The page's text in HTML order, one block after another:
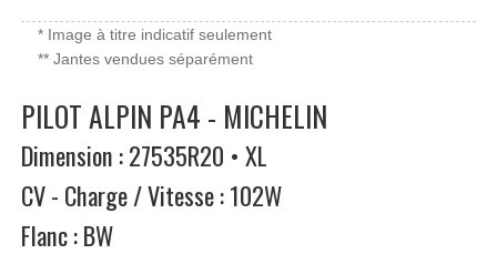
* Image à titre indicatif seulement
** Jantes vendues séparément
PILOT ALPIN PA4 - MICHELIN
Dimension : 27535R20 • XL
CV - Charge / Vitesse : 102W
Flanc : BW